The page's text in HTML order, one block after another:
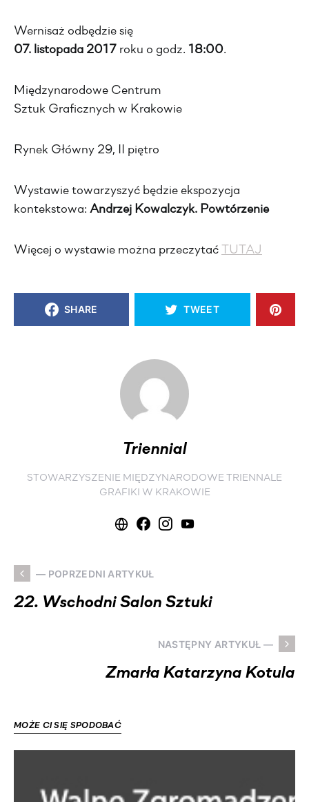
Wernisaż odbędzie się
07. listopada 2017 roku o godz. 18:00.
Międzynarodowe Centrum
Sztuk Graficznych w Krakowie
Rynek Główny 29, II piętro
Wystawie towarzyszyć będzie ekspozycja
kontekstowa: Andrzej Kowalczyk. Powtórzenie
Więcej o wystawie można przeczytać TUTAJ
SHARE TWEET
Triennial
STOWARZYSZENIE MIĘDZYNARODOWE TRIENNALE
GRAFIKI W KRAKOWIE
— POPRZEDNI ARTYKUŁ
22. Wschodni Salon Sztuki
NASTĘPNY ARTYKUŁ —
Zmarła Katarzyna Kotula
MOŻE CI SIĘ SPODOBAĆ